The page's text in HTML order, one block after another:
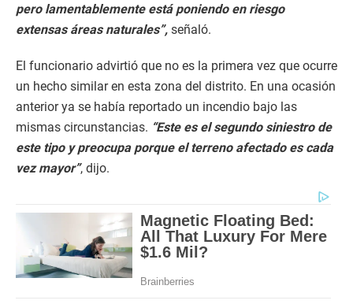
pero lamentablemente está poniendo en riesgo
extensas áreas naturales”, señaló.
El funcionario advirtió que no es la primera vez que ocurre
un hecho similar en esta zona del distrito. En una ocasión
anterior ya se había reportado un incendio bajo las
mismas circunstancias. “Este es el segundo siniestro de
este tipo y preocupa porque el terreno afectado es cada
vez mayor”, dijo.